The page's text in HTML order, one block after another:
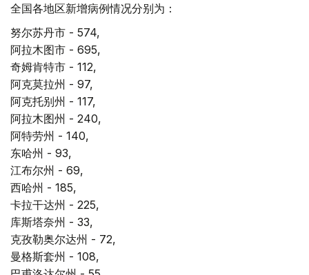
全国各地区新增病例情况分别为：
努尔苏丹市 - 574,
阿拉木图市 - 695,
奇姆肯特市 - 112,
阿克莫拉州 - 97,
阿克托别州 - 117,
阿拉木图州 - 240,
阿特劳州 - 140,
东哈州 - 93,
江布尔州 - 69,
西哈州 - 185,
卡拉干达州 - 225,
库斯塔奈州 - 33,
克孜勒奥尔达州 - 72,
曼格斯套州 - 108,